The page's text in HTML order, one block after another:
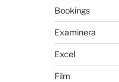
Bookings
Examinera
Excel
Film